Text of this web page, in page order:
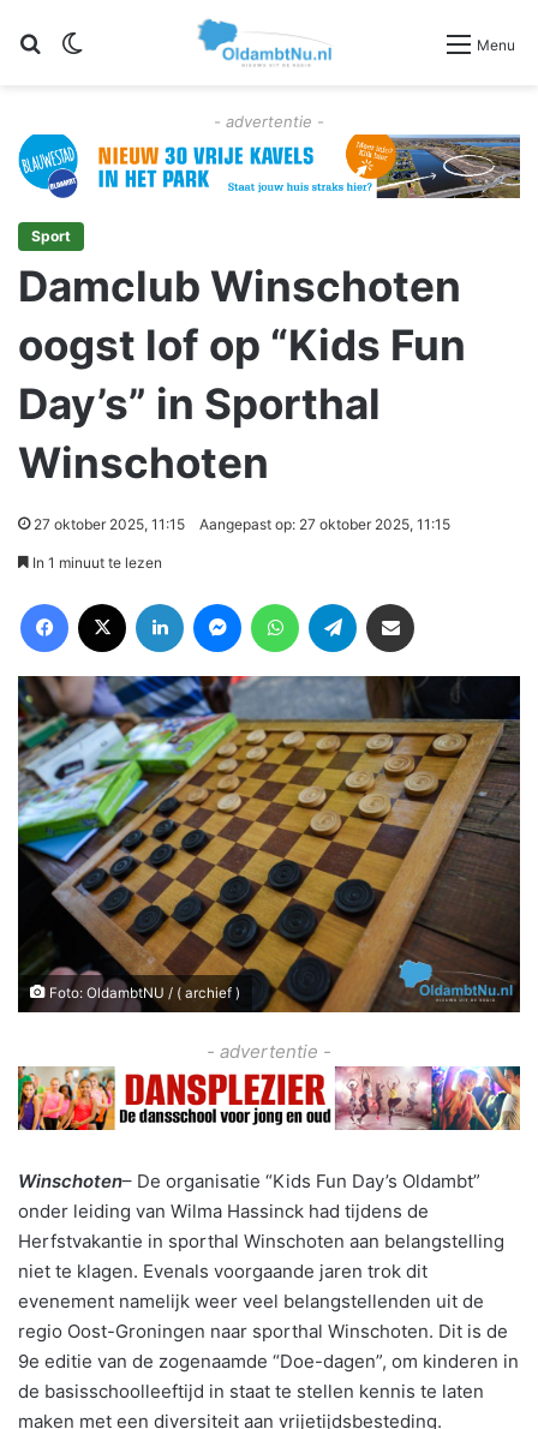
Zoeken Menu
- advertentie -
Sport
Damclub Winschoten
oogst lof op “Kids Fun
Day’s” in Sporthal
Winschoten
27 oktober 2025, 11:15 Aangepast op: 27 oktober 2025, 11:15
In 1 minuut te lezen
Foto: OldambtNU / ( archief )
- advertentie -
Winschoten– De organisatie “Kids Fun Day’s Oldambt”
onder leiding van Wilma Hassinck had tijdens de
Herfstvakantie in sporthal Winschoten aan belangstelling
niet te klagen. Evenals voorgaande jaren trok dit
evenement namelijk weer veel belangstellenden uit de
regio Oost-Groningen naar sporthal Winschoten. Dit is de
9e editie van de zogenaamde “Doe-dagen”, om kinderen in
de basisschoolleeftijd in staat te stellen kennis te laten
maken met een diversiteit aan vrijetijdsbesteding.